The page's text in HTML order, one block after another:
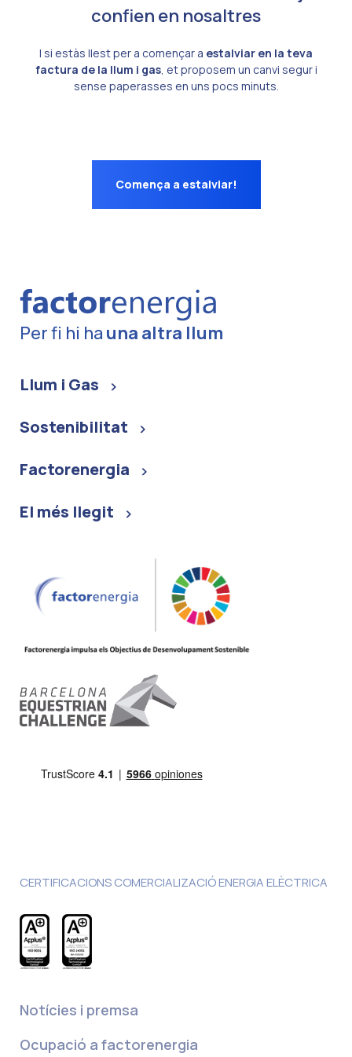
confien en nosaltres
I si estàs llest per a començar a estalviar en la teva
factura de la llum i gas, et proposem un canvi segur i
sense paperasses en uns pocs minuts.
Comença a estalviar!
Per fi hi ha una altra llum
Llum i Gas
Sostenibilitat
Factorenergia
El més llegit
CERTIFICACIONS COMERCIALIZACIÓ ENERGIA ELÈCTRICA
Notícies i premsa
Ocupació a factorenergia